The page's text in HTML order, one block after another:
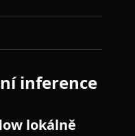
inference
lokálně